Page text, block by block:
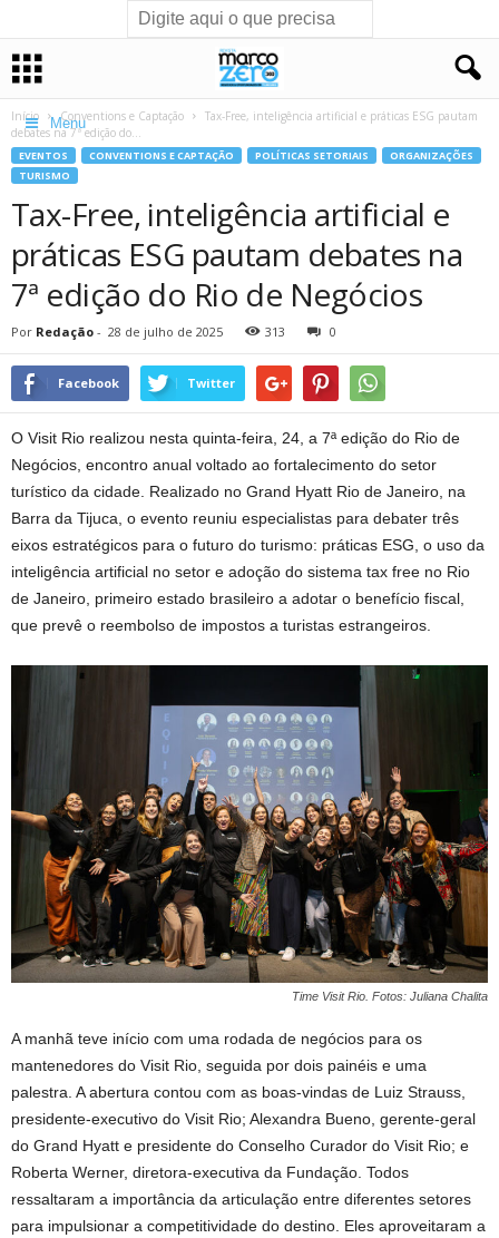
Menu
Início Conventions e Captação
Tax-Free, inteligência artificial e práticas ESG pautam
debates na 7ª edição do...
EVENTOS CONVENTIONS E CAPTAÇÃO POLÍTICAS SETORIAIS
ORGANIZAÇÕES
TURISMO
Tax-Free, inteligência artificial e
práticas ESG pautam debates na
7ª edição do Rio de Negócios
Por Redação - 28 de julho de 2025 313 0
Facebook Twitter
O Visit Rio realizou nesta quinta-feira, 24, a 7ª edição do Rio de
Negócios, encontro anual voltado ao fortalecimento do setor
turístico da cidade. Realizado no Grand Hyatt Rio de Janeiro, na
Barra da Tijuca, o evento reuniu especialistas para debater três
eixos estratégicos para o futuro do turismo: práticas ESG, o uso da
inteligência artificial no setor e adoção do sistema tax free no Rio
de Janeiro, primeiro estado brasileiro a adotar o benefício fiscal,
que prevê o reembolso de impostos a turistas estrangeiros.
Time Visit Rio. Fotos: Juliana Chalita
A manhã teve início com uma rodada de negócios para os
mantenedores do Visit Rio, seguida por dois painéis e uma
palestra. A abertura contou com as boas-vindas de Luiz Strauss,
presidente-executivo do Visit Rio; Alexandra Bueno, gerente-geral
do Grand Hyatt e presidente do Conselho Curador do Visit Rio; e
Roberta Werner, diretora-executiva da Fundação. Todos
ressaltaram a importância da articulação entre diferentes setores
para impulsionar a competitividade do destino. Eles aproveitaram a